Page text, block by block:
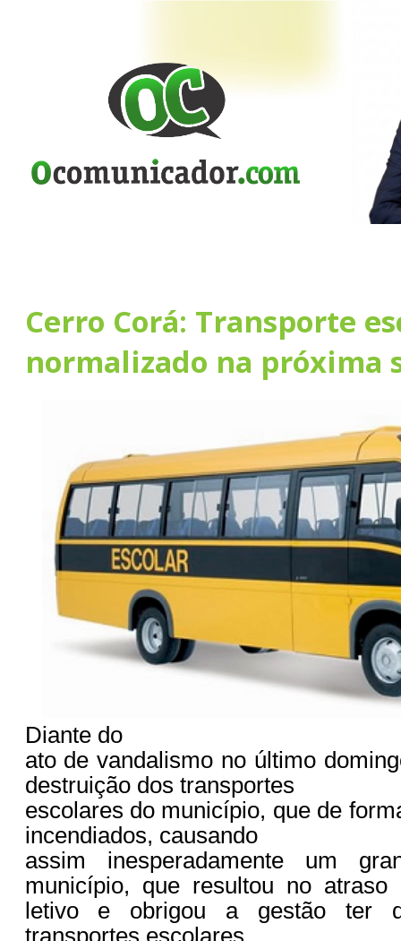
Cerro Corá: Transporte
normalizado na próxima
Diante do
ato de vandalismo no último
destruição dos transportes
escolares do município, que de
incendiados, causando
assim inesperadamente um
município, que resultou no
letivo e obrigou a gestão ter
transportes escolares.